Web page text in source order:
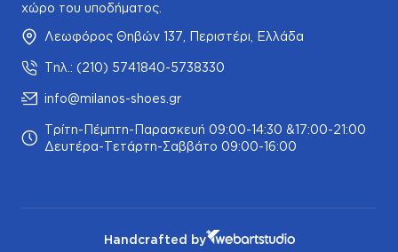
χώρο του υποδήματος.
Λεωφόρος Θηβών 137, Περιστέρι, Ελλάδα
Τηλ.: (210) 5741840-5738330
info@milanos-shoes.gr
Τρίτη-Πέμπτη-Παρασκευή 09:00-14:30 &17:00-21:00
Δευτέρα-Τετάρτη-Σαββάτο 09:00-16:00
Handcrafted by